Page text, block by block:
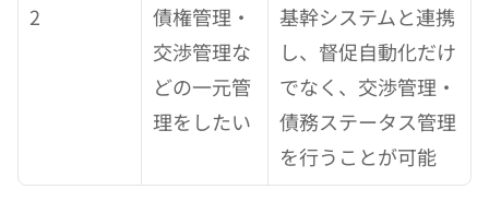
2
債権管理・
交渉管理な
どの一元管
理をしたい
基幹システムと連携
し、督促自動化だけ
でなく、交渉管理・
債務ステータス管理
を行うことが可能